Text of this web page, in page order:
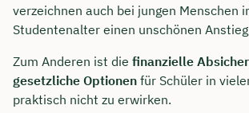
verzeichnen auch bei jungen Menschen
Studentenalter einen unschönen
Zum Anderen ist die finanzielle
gesetzliche Optionen für Schüler in
praktisch nicht zu erwirken.